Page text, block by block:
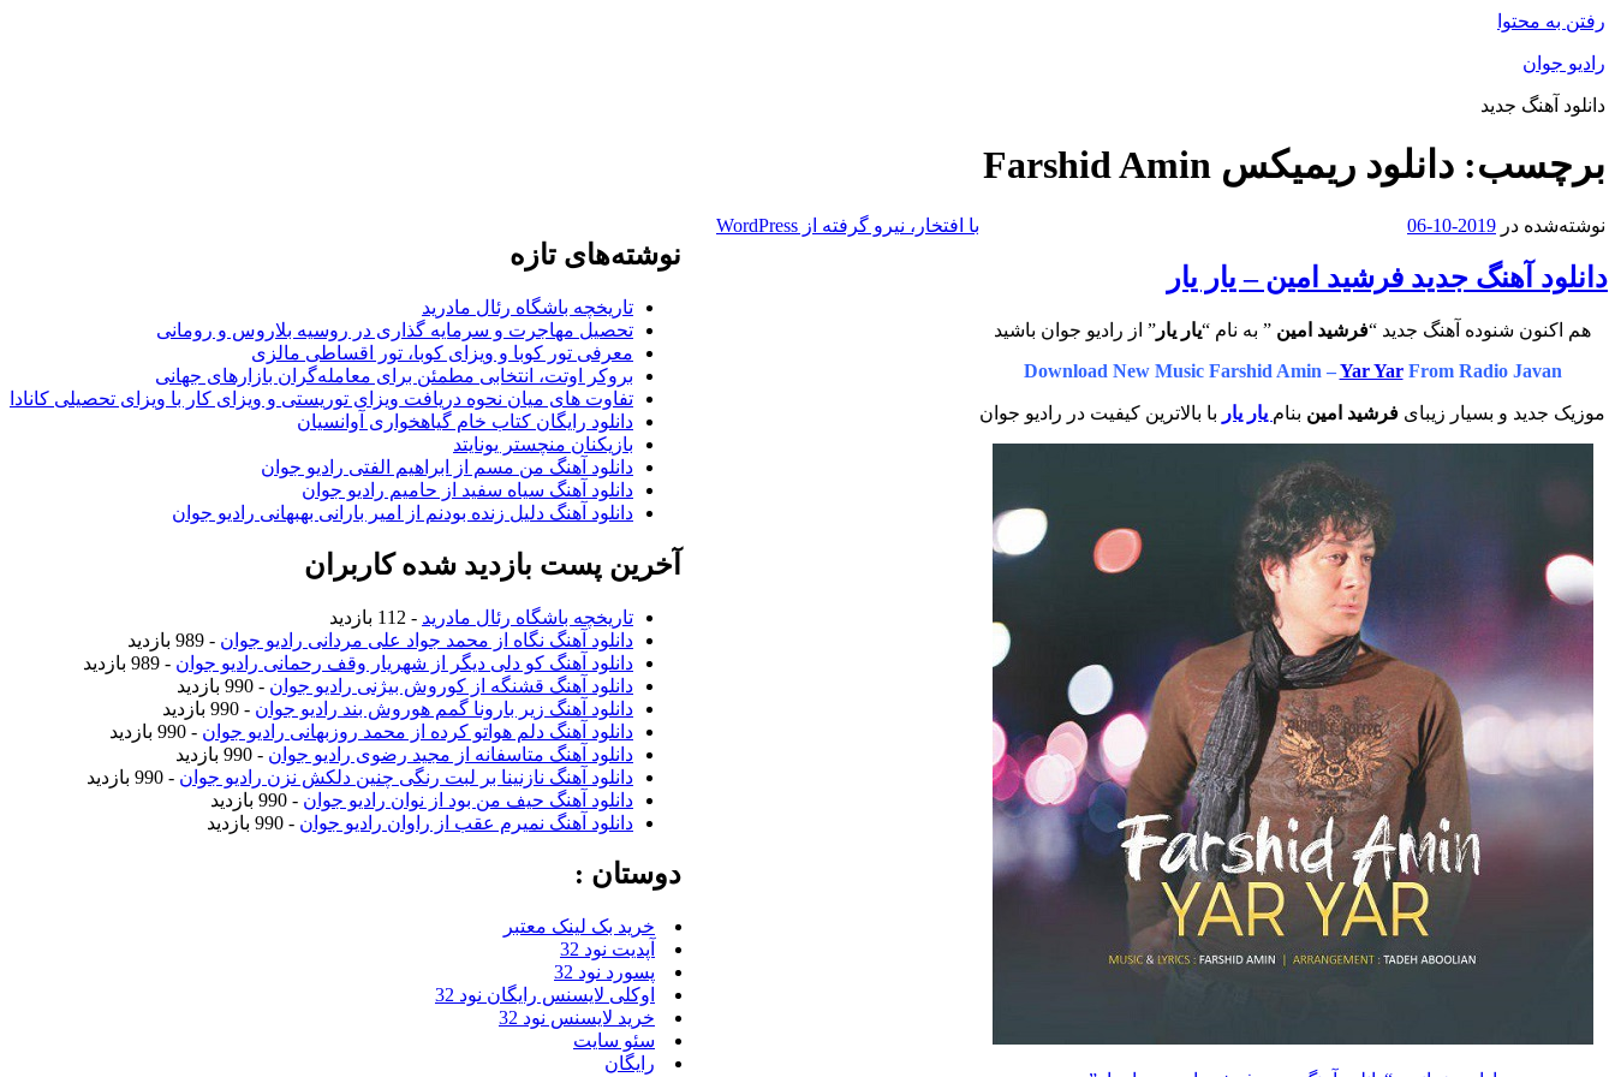
رفتن به محتوا
رادیو جوان
دانلود آهنگ جدید
برچسب: دانلود ریمیکس Farshid Amin
نوشته‌شده در 2019-10-06
دانلود آهنگ جدید فرشید امین – یار یار
هم اکنون شنوده آهنگ جدید “فرشید امین ” به نام “یار یار ” از رادیو جوان باشید
Download New Music Farshid Amin –Yar YarFrom Radio Javan
موزیک جدید و بسیار زیبای فرشید امین بنام یار یار با بالاترین کیفیت در رادیو جوان
نوشته‌های تازه
تاریخچه باشگاه رئال مادرید
تحصیل مهاجرت و سرمایه گذاری در روسیه بلاروس و رومانی
معرفی تور کوبا و ویزای کوبا، تور اقساطی مالزی
بروکر اوتت، انتخابی مطمئن برای معامله‌گران بازارهای جهانی
تفاوت های میان نحوه دریافت ویزای توریستی و ویزای کار با ویزای تحصیلی کانادا
دانلود رایگان کتاب خام گیاهخواری آوانسیان
بازیکنان منچستر یونایتد
دانلود آهنگ من مسم از ابراهیم الفتی رادیو جوان
دانلود آهنگ سیاه سفید از حامیم رادیو جوان
دانلود آهنگ دلیل زنده بودنم از امیر بارانی بهبهانی رادیو جوان
آخرین پست بازدید شده کاربران
تاریخچه باشگاه رئال مادرید - 112 بازدید
دانلود آهنگ نگاه از محمد جواد علی مردانی رادیو جوان - 989 بازدید
دانلود آهنگ کو دلی دیگر از شهریار وقف رحمانی رادیو جوان - 989 بازدید
دانلود آهنگ قشنگه از کوروش بیژنی رادیو جوان - 990 بازدید
دانلود آهنگ زیر بارونا گمم هوروش بند رادیو جوان - 990 بازدید
دانلود آهنگ دلم هواتو کرده از محمد روزبهانی رادیو جوان - 990 بازدید
دانلود آهنگ متاسفانه از مجید رضوی رادیو جوان - 990 بازدید
دانلود آهنگ نازنینا بر لبت رنگی چنین دلکش نزن رادیو جوان - 990 بازدید
دانلود آهنگ حیف من بود از نوان رادیو جوان - 990 بازدید
دانلود آهنگ نمیرم عقب از راوان رادیو جوان - 990 بازدید
دوستان :
خرید بک لینک معتبر
آپدیت نود 32
پسورد نود 32
اوکلی لایسنس رایگان نود 32
خرید لایسنس نود 32
سئو سایت
رایگان
با افتخار، نیرو گرفته از WordPress